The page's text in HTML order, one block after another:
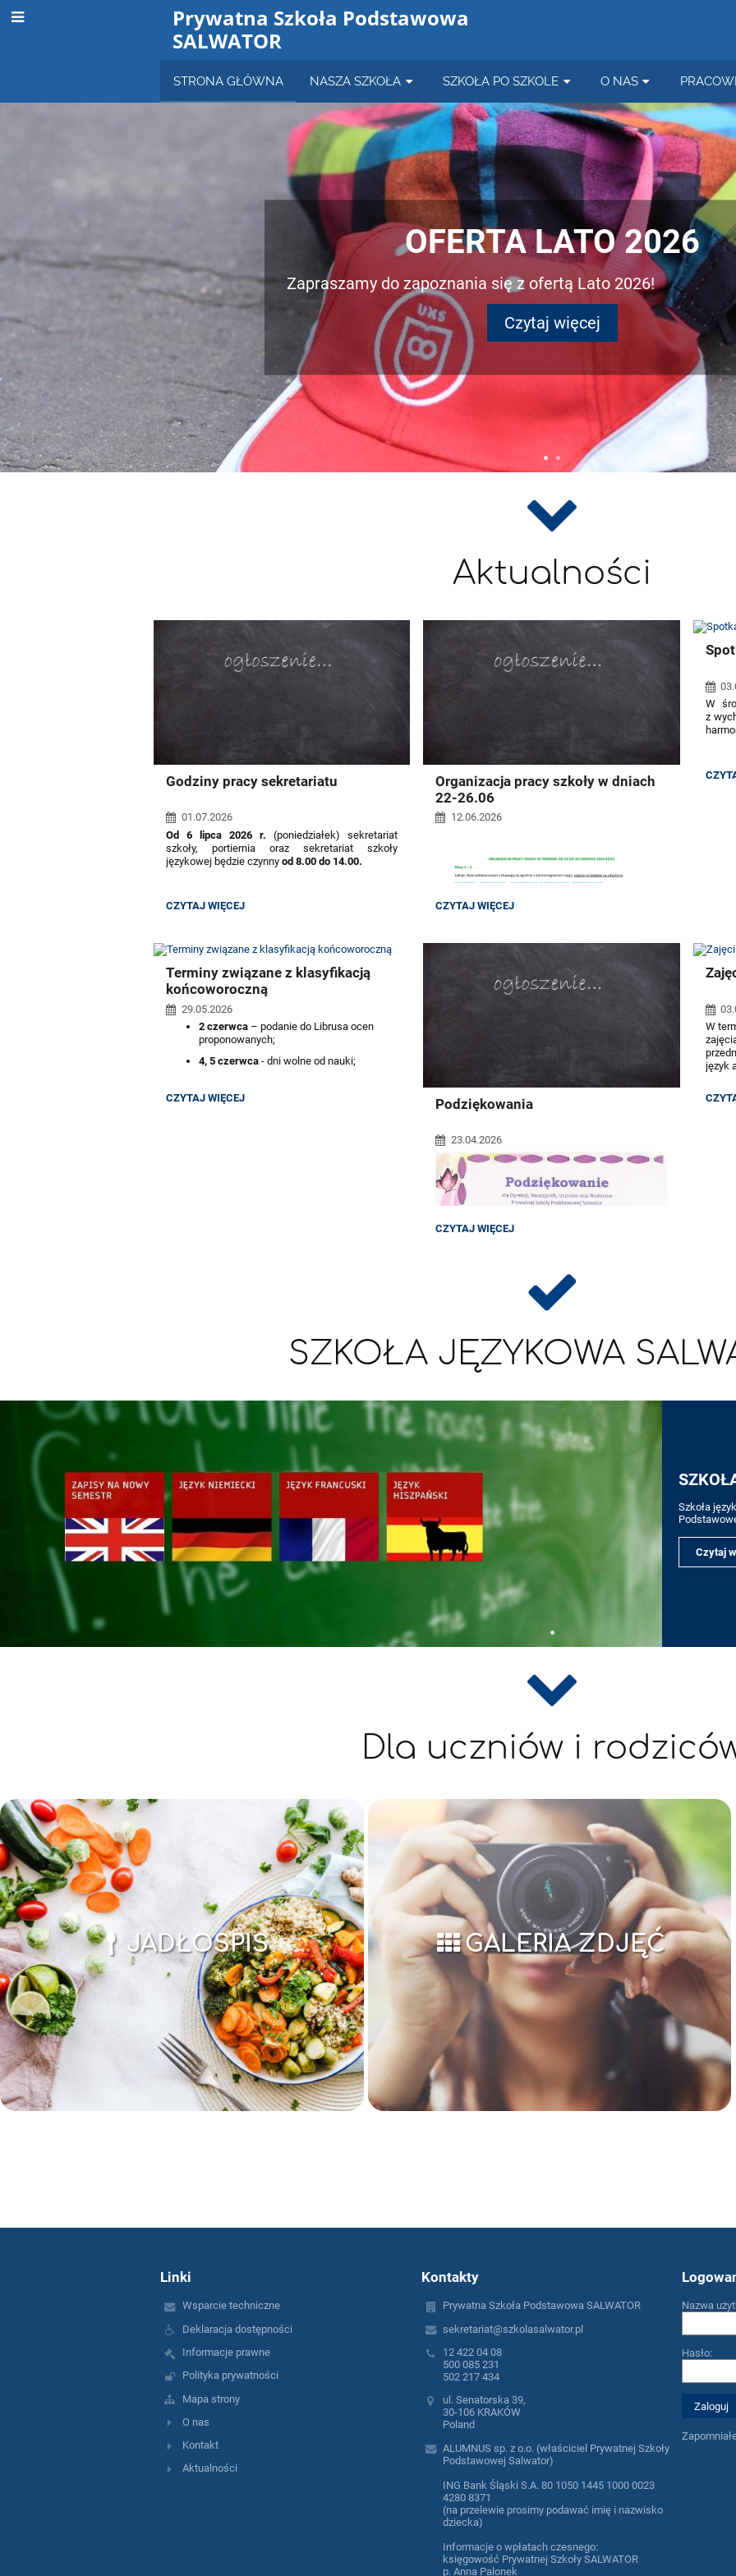
Prywatna Szkoła Podstawowa
SALWATOR
STRONA GŁÓWNA NASZA SZKOŁA SZKOŁA PO SZKOLE O NAS
OFERTA LATO 2026
Zapraszamy do zapoznania się z ofertą Lato 2026!
Czytaj więcej
Aktualności
Godziny pracy sekretariatu
01.07.2026
Od 6 lipca 2026 r.
(poniedziałek) sekretariat
szkoły, portiernia oraz sekretariat szkoły
językowej będzie czynny od 8.00 do 14.00.
GODZINY
CZYTAJ WIĘCEJ
Organizacja pracy szkoły w dniach
22-26.06
12.06.2026
ORGANIZACJA
W
CZYTAJ WIĘCEJ
W
z
Terminy związane z klasyfikacją
końcoworoczną
29.05.2026
2 czerwca – podanie do Librusa ocen
proponowanych;
4, 5 czerwca - dni wolne od nauki;
17 czerwca
TERMINY
CZYTAJ WIĘCEJ Podziękowania
23.04.2026
PODZIĘKOWANIA:
CZYTAJ WIĘCEJ
W
język
SZKOŁA JĘZYKOWA
Szkoła
Czytaj
Dla uczniów i
JADŁOSPIS GALERIA ZDJĘĆ
Linki
Wsparcie techniczne
Deklaracja dostępności
Informacje prawne
Polityka prywatności
Mapa strony
O nas
Kontakt
Aktualności
Kontakty
Prywatna Szkoła Podstawowa SALWATOR
sekretariat@szkolasalwator.pl
12 422 04 08
500 085 231
502 217 434
ul. Senatorska 39,
30-106 KRAKÓW
Poland
ALUMNUS sp. z o.o. (właściciel Prywatnej Szkoły
Podstawowej Salwator)
ING Bank Śląski S.A. 80 1050 1445 1000 0023
4280 8371
(na przelewie prosimy podawać imię i nazwisko
dziecka)
Informacje o wpłatach czesnego:
księgowość Prywatnej Szkoły SALWATOR
p. Anna Palonek
Nazwa
Hasło: